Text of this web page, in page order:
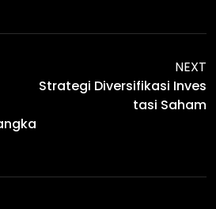
NEXT
Strategi Diversifikasi Inves
Tasi Saham